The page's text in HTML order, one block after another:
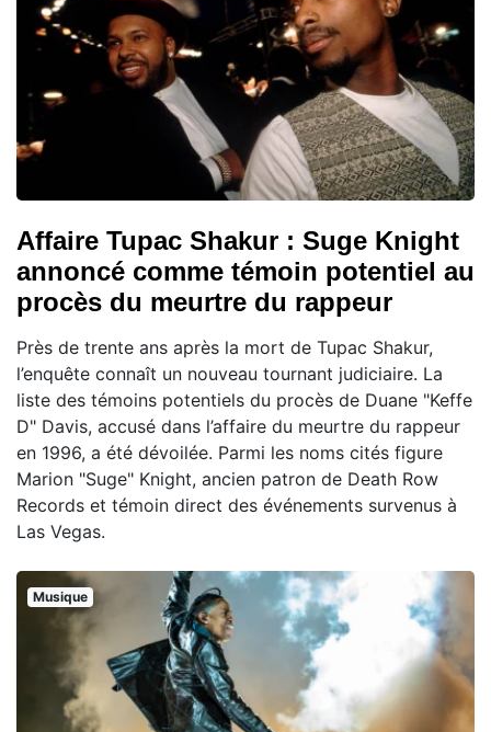
Affaire Tupac Shakur : Suge Knight
annoncé comme témoin potentiel au
procès du meurtre du rappeur
Près de trente ans après la mort de Tupac Shakur,
l’enquête connaît un nouveau tournant judiciaire. La
liste des témoins potentiels du procès de Duane "Keffe
D" Davis, accusé dans l’affaire du meurtre du rappeur
en 1996, a été dévoilée. Parmi les noms cités figure
Marion "Suge" Knight, ancien patron de Death Row
Records et témoin direct des événements survenus à
Las Vegas.
Musique